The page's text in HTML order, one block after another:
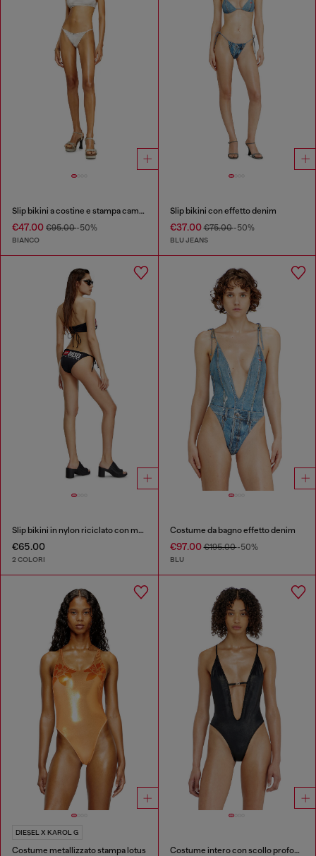
Slip bikini a costine e stampa camouflage
€47.00 €95.00-50%
BIANCO
Slip bikini con effetto denim
€37.00€75.00-50%
BLU JEANS
Slip bikini in nylon riciclato con maxi logo
€65.00
2 COLORI
Costume da bagno effetto denim
€97.00€195.00-50%
BLU
DIESEL X KAROL G
Costume metallizzato stampa lotus Costume intero con scollo profondo in tessuto brillante